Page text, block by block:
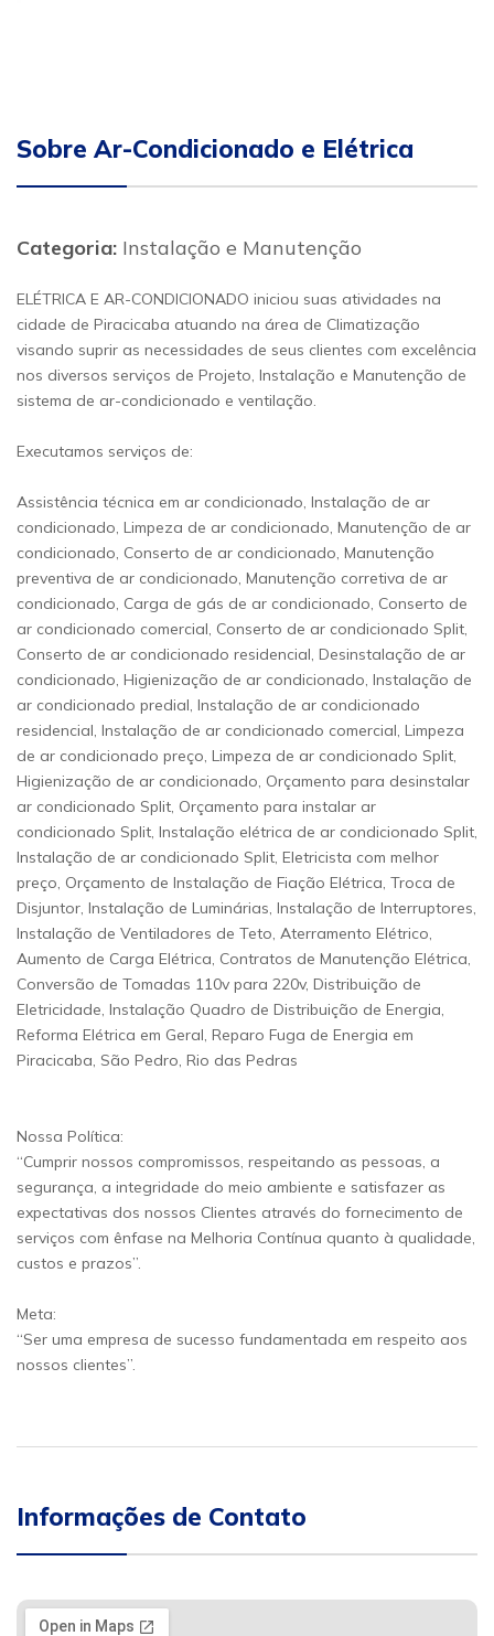
Sobre Ar-Condicionado e Elétrica
Categoria: Instalação e Manutenção
ELÉTRICA E AR-CONDICIONADO iniciou suas atividades na
cidade de Piracicaba atuando na área de Climatização
visando suprir as necessidades de seus clientes com excelência
nos diversos serviços de Projeto, Instalação e Manutenção de
sistema de ar-condicionado e ventilação.
Executamos serviços de:
Assistência técnica em ar condicionado, Instalação de ar
condicionado, Limpeza de ar condicionado, Manutenção de ar
condicionado, Conserto de ar condicionado, Manutenção
preventiva de ar condicionado, Manutenção corretiva de ar
condicionado, Carga de gás de ar condicionado, Conserto de
ar condicionado comercial, Conserto de ar condicionado Split,
Conserto de ar condicionado residencial, Desinstalação de ar
condicionado, Higienização de ar condicionado, Instalação de
ar condicionado predial, Instalação de ar condicionado
residencial, Instalação de ar condicionado comercial, Limpeza
de ar condicionado preço, Limpeza de ar condicionado Split,
Higienização de ar condicionado, Orçamento para desinstalar
ar condicionado Split, Orçamento para instalar ar
condicionado Split, Instalação elétrica de ar condicionado Split,
Instalação de ar condicionado Split, Eletricista com melhor
preço, Orçamento de Instalação de Fiação Elétrica, Troca de
Disjuntor, Instalação de Luminárias, Instalação de Interruptores,
Instalação de Ventiladores de Teto, Aterramento Elétrico,
Aumento de Carga Elétrica, Contratos de Manutenção Elétrica,
Conversão de Tomadas 110v para 220v, Distribuição de
Eletricidade, Instalação Quadro de Distribuição de Energia,
Reforma Elétrica em Geral, Reparo Fuga de Energia em
Piracicaba, São Pedro, Rio das Pedras
Nossa Política:
“Cumprir nossos compromissos, respeitando as pessoas, a
segurança, a integridade do meio ambiente e satisfazer as
expectativas dos nossos Clientes através do fornecimento de
serviços com ênfase na Melhoria Contínua quanto à qualidade,
custos e prazos”.
Meta:
“Ser uma empresa de sucesso fundamentada em respeito aos
nossos clientes”.
Informações de Contato